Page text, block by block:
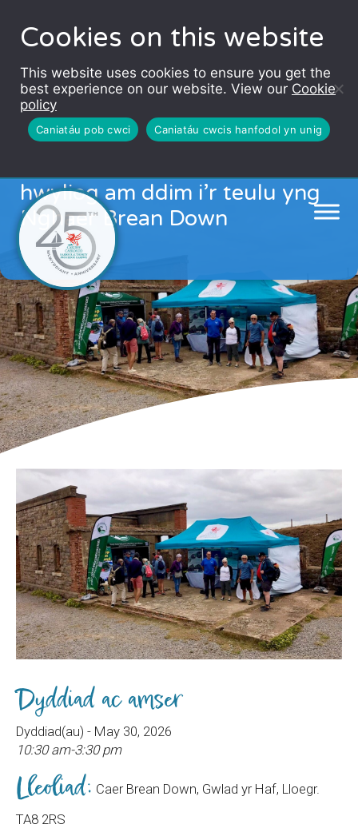
Cookies on this website
This website uses cookies to ensure you get the
best experience on our website. View our Cookie
policy
Caniatáu pob cwci Caniatáu cwcis hanfodol yn unig
hwyliog am ddim i’r teulu yng
Nghaer Brean Down
Dyddiad ac amser
Dyddiad(au) - May 30, 2026
10:30 am-3:30 pm
Lleoliad: Caer Brean Down, Gwlad yr Haf, Lloegr.
TA8 2RS